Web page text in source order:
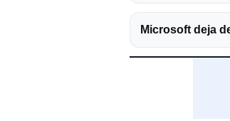
Microsoft deja